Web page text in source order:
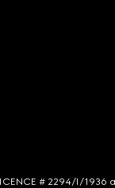
# 2294/I/1936